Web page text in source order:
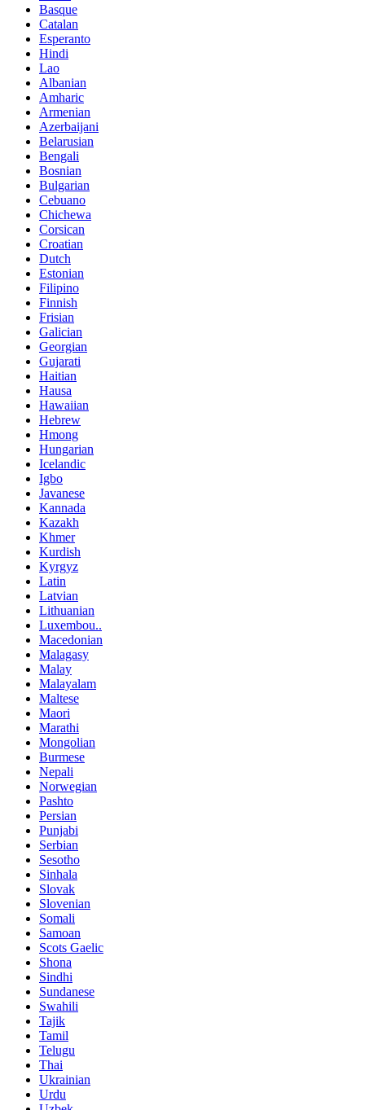
Basque
Catalan
Esperanto
Hindi
Lao
Albanian
Amharic
Armenian
Azerbaijani
Belarusian
Bengali
Bosnian
Bulgarian
Cebuano
Chichewa
Corsican
Croatian
Dutch
Estonian
Filipino
Finnish
Frisian
Galician
Georgian
Gujarati
Haitian
Hausa
Hawaiian
Hebrew
Hmong
Hungarian
Icelandic
Igbo
Javanese
Kannada
Kazakh
Khmer
Kurdish
Kyrgyz
Latin
Latvian
Lithuanian
Luxembou..
Macedonian
Malagasy
Malay
Malayalam
Maltese
Maori
Marathi
Mongolian
Burmese
Nepali
Norwegian
Pashto
Persian
Punjabi
Serbian
Sesotho
Sinhala
Slovak
Slovenian
Somali
Samoan
Scots Gaelic
Shona
Sindhi
Sundanese
Swahili
Tajik
Tamil
Telugu
Thai
Ukrainian
Urdu